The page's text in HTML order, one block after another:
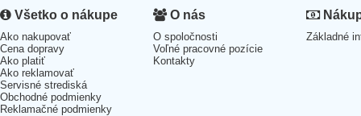
Všetko o nákupe
Ako nakupovať
Cena dopravy
Ako platiť
Ako reklamovať
Servisné strediská
Obchodné podmienky
Reklamačné podmienky
O nás
O spoločnosti
Voľné pracovné pozície
Kontakty
Základné